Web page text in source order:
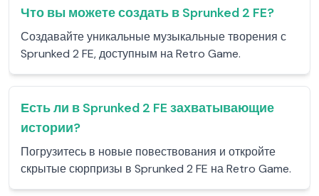
Что вы можете создать в Sprunked 2 FE?
Создавайте уникальные музыкальные творения с
Sprunked 2 FE, доступным на Retro Game.
Есть ли в Sprunked 2 FE захватывающие
истории?
Погрузитесь в новые повествования и откройте
скрытые сюрпризы в Sprunked 2 FE на Retro Game.